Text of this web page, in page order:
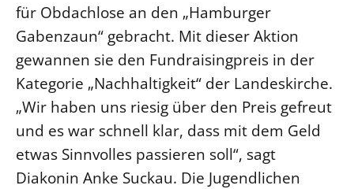
für Obdachlose an den „Hamburger
Gabenzaun“ gebracht. Mit dieser Aktion
gewannen sie den Fundraisingpreis in der
Kategorie „Nachhaltigkeit“ der Landeskirche.
„Wir haben uns riesig über den Preis gefreut
und es war schnell klar, dass mit dem Geld
etwas Sinnvolles passieren soll“, sagt
Diakonin Anke Suckau. Die Jugendlichen
Geschäftsstelle Landessynode
LANDESSYNODE
27. Landessynode
Kontakt
Hintergrund